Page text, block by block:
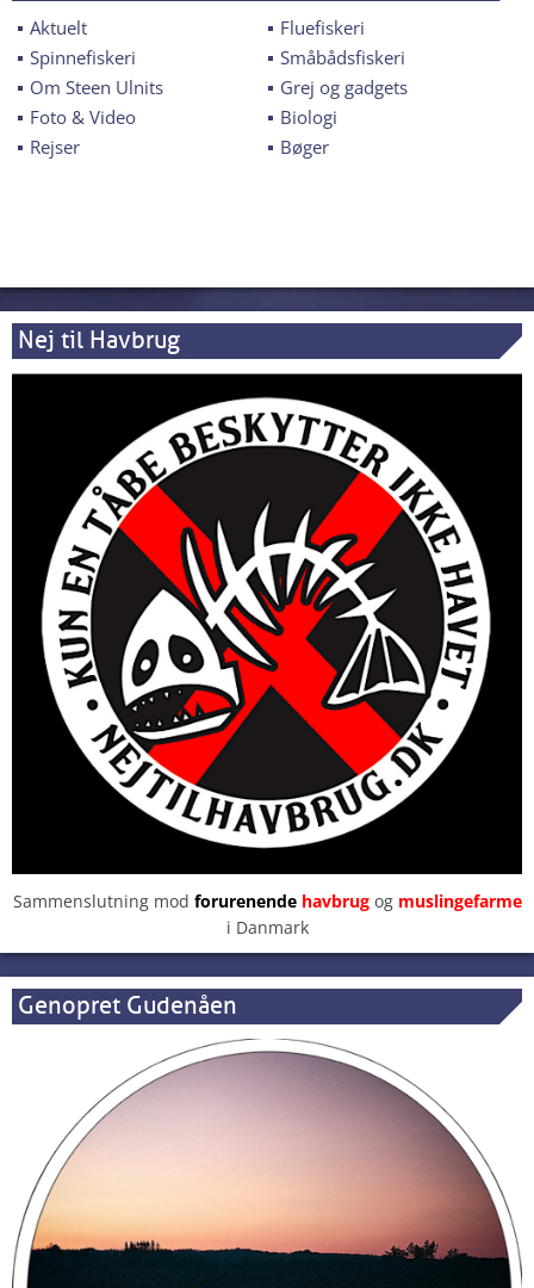
Aktuelt
Fluefiskeri
Spinnefiskeri
Småbådsfiskeri
Om Steen Ulnits
Grej og gadgets
Foto & Video
Biologi
Rejser
Bøger
Nej til Havbrug
Sammenslutning mod forurenendehavbrugog muslingefarme
i Danmark
Genopret Gudenåen